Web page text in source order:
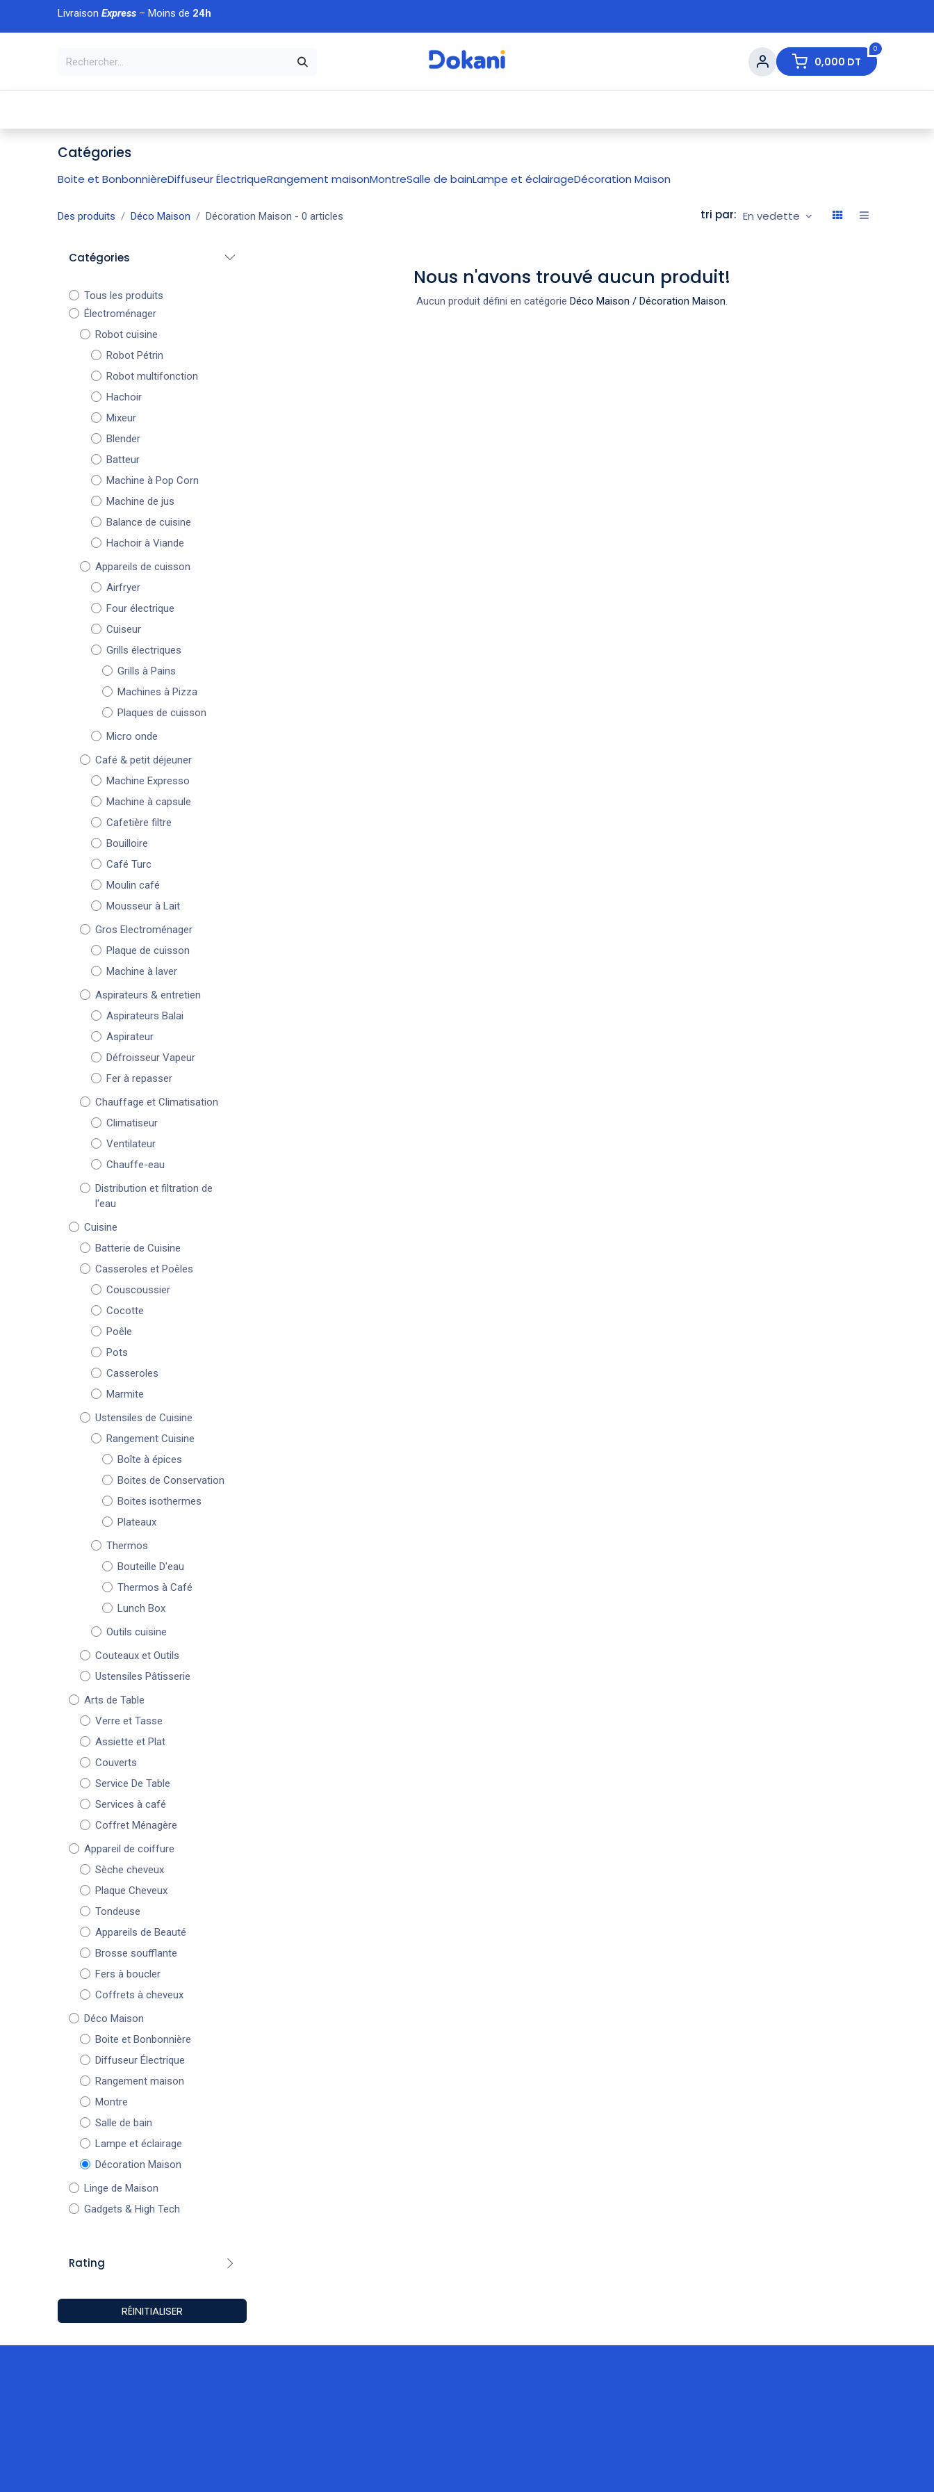
Se rendre au contenu
Livraison Express– Moins de 24h
0
0,000 DT
À DÉCOUVRIR
Catégories
Boite et BonbonnièreDiffuseur ÉlectriqueRangement maisonMontreSalle de bainLampe et éclairageDécoration Maison
Des produits Déco Maison Décoration Maison - 0 articles tri par: En vedette
Catégories
Tous les produits
Électroménager
Robot cuisine
Robot Pétrin
Robot multifonction
Hachoir
Mixeur
Blender
Batteur
Machine à Pop Corn
Machine de jus
Balance de cuisine
Hachoir à Viande
Appareils de cuisson
Airfryer
Four électrique
Cuiseur
Grills électriques
Grills à Pains
Machines à Pizza
Plaques de cuisson
Micro onde
Café & petit déjeuner
Machine Expresso
Machine à capsule
Cafetière filtre
Bouilloire
Café Turc
Moulin café
Mousseur à Lait
Gros Electroménager
Plaque de cuisson
Machine à laver
Aspirateurs & entretien
Aspirateurs Balai
Aspirateur
Défroisseur Vapeur
Fer à repasser
Chauffage et Climatisation
Climatiseur
Ventilateur
Chauffe-eau
Distribution et filtration de
l'eau
Cuisine
Batterie de Cuisine
Casseroles et Poêles
Couscoussier
Cocotte
Poêle
Pots
Casseroles
Marmite
Ustensiles de Cuisine
Rangement Cuisine
Boîte à épices
Boites de Conservation
Boites isothermes
Plateaux
Thermos
Bouteille D'eau
Thermos à Café
Lunch Box
Outils cuisine
Couteaux et Outils
Ustensiles Pâtisserie
Arts de Table
Verre et Tasse
Assiette et Plat
Couverts
Service De Table
Services à café
Coffret Ménagère
Appareil de coiffure
Sèche cheveux
Plaque Cheveux
Tondeuse
Appareils de Beauté
Brosse soufflante
Fers à boucler
Coffrets à cheveux
Déco Maison
Boite et Bonbonnière
Diffuseur Électrique
Rangement maison
Montre
Salle de bain
Lampe et éclairage
Décoration Maison
Linge de Maison
Gadgets & High Tech
Rating
4
& amp; ci-dessus
& amp; ci-dessus
RÉINITIALISER
Nous n'avons trouvé aucun produit!
Aucun produit défini en catégorieDéco Maison / Décoration Maison.